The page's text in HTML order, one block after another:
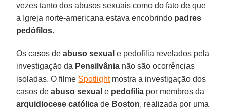
vezes tanto dos abusos sexuais como do fato de que
a Igreja norte-americana estava encobrindo padres
pedófilos.
Os casos deabuso sexual e pedofilia revelados pela
investigação da Pensilvânia não são ocorrências
isoladas. O filme Spotlightmostra a investigação dos
casos deabuso sexual e pedofilia por membros da
arquidiocese católica de Boston, realizada por uma